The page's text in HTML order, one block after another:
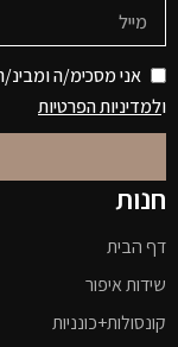
אני מסכימ/ה
ולמדיניות הפרטיות
חנות
דף הבית
שידות איפור
קונסולות+כונניות